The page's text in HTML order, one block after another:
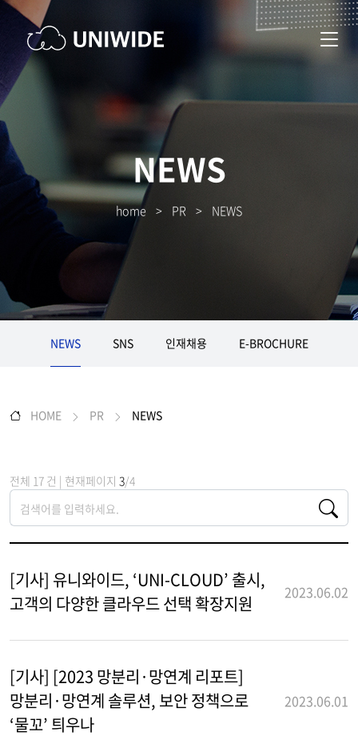
NEWS
home > PR > NEWS
NEWS SNS 인재채용 E-BROCHURE
HOME PR NEWS
전체 17 건 | 현재페이지 3/4
[기사] 유니와이드, ‘UNI-CLOUD’ 출시,
고객의 다양한 클라우드 선택 확장지원
2023.06.02
[기사] [2023 망분리·망연계 리포트]
망분리·망연계 솔루션, 보안 정책으로
‘물꼬’ 틔우나
2023.06.01